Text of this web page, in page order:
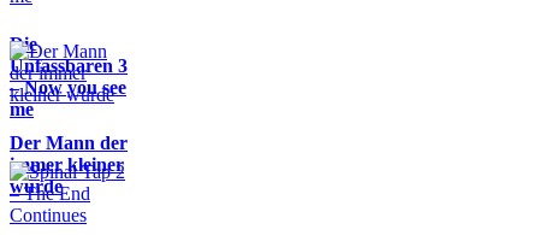
Die
Unfassbaren 3
– Now you see
me
Der Mann der
immer kleiner
wurde